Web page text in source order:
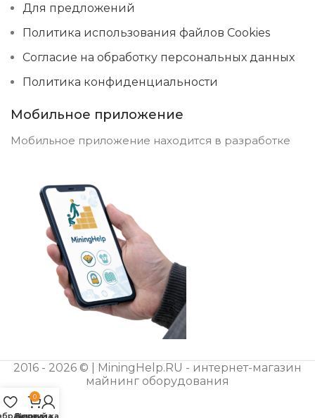
Для предложений
Политика использования файлов Cookies
Согласие на обработку персональных данных
Политика конфиденциальности
Мобильное приложение
Мобильное приложение находится в разработке
2016 - 2026 © | MiningHelp.RU - интернет-магазин
майнинг оборудования
0
Корзина
Личный кабинет